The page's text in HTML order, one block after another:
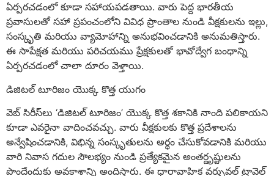
ఏర్పరచడంలో కూడా సహాయపడతాయి. వారు పెద్ద భారతీయ
ప్రవాసులతో సహా ప్రపంచంలోని వివిధ ప్రాంతాల నుండి వీక్షకులను ఇల్లు,
సంస్కృతి మరియు వ్యామోహాన్ని అనుభవించడానికి అనుమతిస్తారు.
ఈ సాపేక్షత మరియు పరిచయము ప్రేక్షకులతో భావోద్వేగ బంధాన్ని
ఏర్పరచడంలో చాలా దూరం వెళ్తాయి.
డిజిటల్ టూరిజం యొక్క కొత్త యుగం
వెబ్ సిరీస్‌లు ‘డిజిటల్ టూరిజం’ యొక్క కొత్త శకానికి నాంది పలికాయని
కూడా ఎవరైనా వాదించవచ్చు. వారు వీక్షకులకు కొత్త ప్రదేశాలను
అన్వేషించడానికి, విభిన్న సంస్కృతులను అర్థం చేసుకోవడానికి మరియు
వారి నివాస గదుల సౌలభ్యం నుండి ప్రత్యేకమైన అంతర్దృష్టులను
పొందేందుకు అవకాశాన్ని అందిస్తారు. ఈ ధారావాహిక వర్చువల్ ట్రావెల్